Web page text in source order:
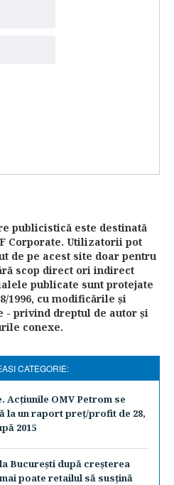
publicistică este destinată
Corporate. Utilizatorii pot
de pe acest site doar pentru
scop direct ori indirect
publicate sunt protejate
1996, cu modificările şi
privind dreptul de autor şi
conexe.
CATEGORIE:
Acţiunile OMV Petrom se
la un raport preţ/profit de 28,
2015
Bucureşti după creşterea
poate retailul să susţină